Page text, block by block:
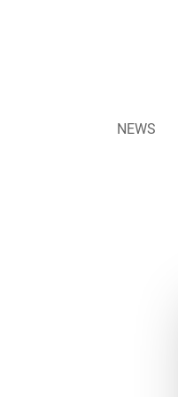
NEWS